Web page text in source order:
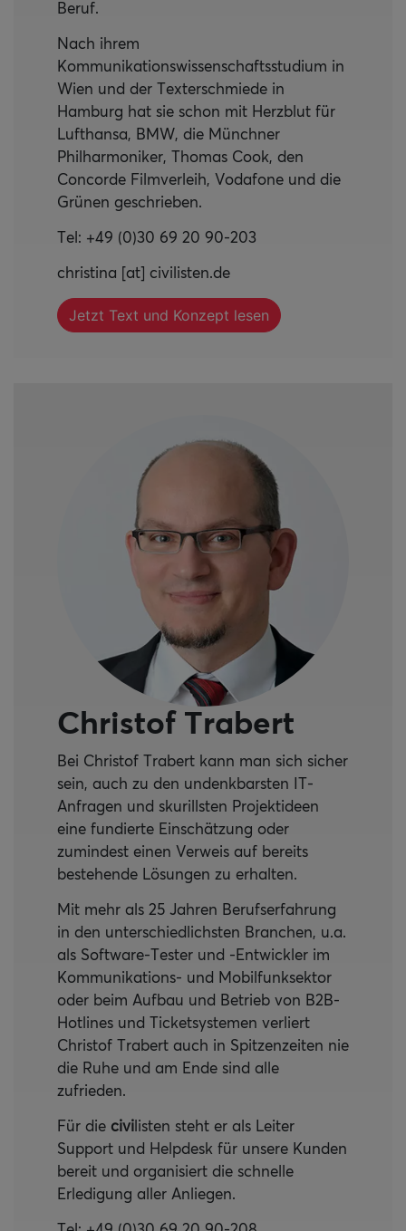
Beruf.
Nach ihrem
Kommunikationswissenschaftsstudium in
Wien und der Texterschmiede in
Hamburg hat sie schon mit Herzblut für
Lufthansa, BMW, die Münchner
Philharmoniker, Thomas Cook, den
Concorde Filmverleih, Vodafone und die
Grünen geschrieben.
Tel: +49 (0)30 69 20 90-203
christina [at] civilisten.de
Jetzt Text und Konzept lesen
Christof Trabert
Bei Christof Trabert kann man sich sicher
sein, auch zu den undenkbarsten IT-
Anfragen und skurillsten Projektideen
eine fundierte Einschätzung oder
zumindest einen Verweis auf bereits
bestehende Lösungen zu erhalten.
Mit mehr als 25 Jahren Berufserfahrung
in den unterschiedlichsten Branchen, u.a.
als Software-Tester und -Entwickler im
Kommunikations- und Mobilfunksektor
oder beim Aufbau und Betrieb von B2B-
Hotlines und Ticketsystemen verliert
Christof Trabert auch in Spitzenzeiten nie
die Ruhe und am Ende sind alle
zufrieden.
Für die civilisten steht er als Leiter
Support und Helpdesk für unsere Kunden
bereit und organisiert die schnelle
Erledigung aller Anliegen.